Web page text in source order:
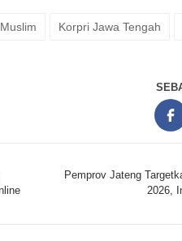
Korpri Jawa Tengah
Pemprov Jateng
2026,